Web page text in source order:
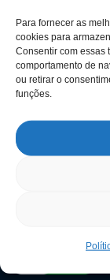
Para fornecer as
cookies para
Consentir com essas
comportamento de
ou retirar o
funções.
SOBRE NÓS
Sobre nós
Clientes
MÉTODOS DE